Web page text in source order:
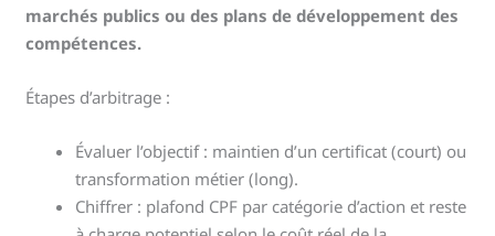
marchés publics ou des plans de développement des
compétences.
Étapes d’arbitrage :
Évaluer l’objectif : maintien d’un certificat (court) ou
transformation métier (long).
Chiffrer : plafond CPF par catégorie d’action et reste